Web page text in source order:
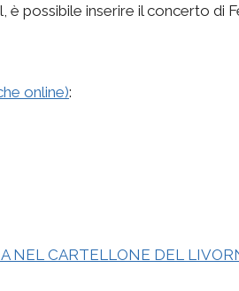
possibile inserire il concerto di
online):
NEL CARTELLONE DEL